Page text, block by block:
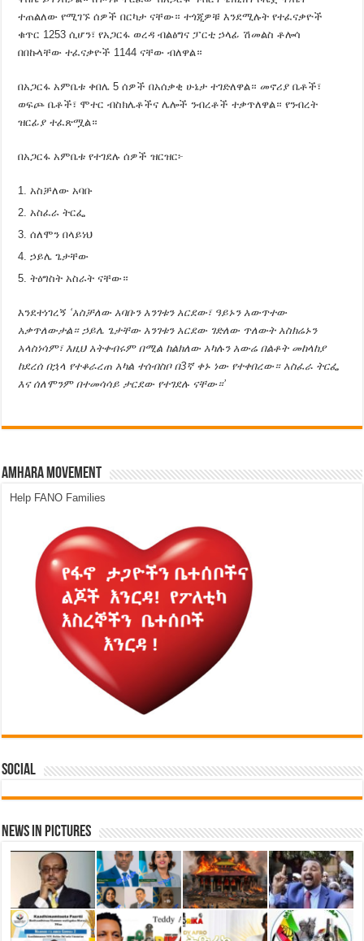
ተጠልለው የሚገኙ ሰዎች በርካታ ናቸው። ተጎጂዎቹ እንደሚሉት የተፈናቃዮች
ቁጥር 1253 ሲሆን፣ የአጋርፋ ወረዳ ብልፅግና ፓርቲ ኃላፊ ሽመልስ ቶሎሳ
በበኩላቸው ተፈናቃዮች 1144 ናቸው ብለዋል።
በአጋርፋ አምቤቱ ቀበሌ 5 ሰዎች በአሰቃቂ ሁኔታ ተገድለዋል። መኖሪያ ቤቶች፣
ወፍጮ ቤቶች፣ ሞተር ብስክሌቶችና ሌሎች ንብረቶች ተቃጥለዋል። የንብረት
ዝርፊያ ተፈጽሟል።
በአጋርፋ አምቤቱ የተገደሉ ሰዎች ዝርዝር፦
አስቻለው አባቡ
አስፈራ ትርፌ
ሰለሞን በላይነህ
ኃይሌ ጌታቸው
ትዕግስት አስራት ናቸው።
እንደተነገረኝ ‘አስቻለው አባቡን አንገቱን አርደው፣ ዓይኑን አውጥተው
አቃጥለውታል። ኃይሌ ጌታቸው አንገቱን አርደው ገድለው ጥለውት አስክሬኑን
አላስነሳም፣ እዚህ አትቀብሩም በሚል ከልክለው አካሉን አውሬ በልቶት መከላከያ
ከደረሰ በኋላ የተቆራረጠ አካል ተሰብስቦ በ3ኛ ቀኑ ነው የተቀበረው። አስፈራ ትርፌ
እና ሰለሞንም በተመሳሳይ ታርደው የተገደሉ ናቸው።’
Amhara Movement
Help FANO Families
Social
News in Pictures